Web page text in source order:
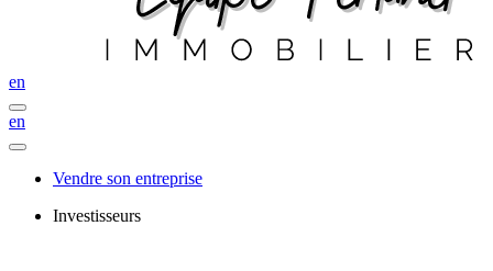
en
en
Vendre son entreprise
Investisseurs